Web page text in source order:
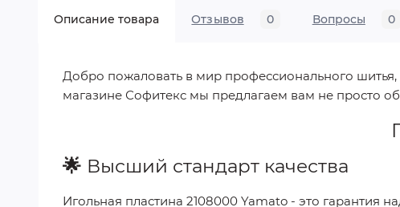
Описание товара Отзывов 0 Вопросы 0
Добро пожаловать в мир профессионального шитья,
магазине Софитекс мы предлагаем вам не просто
🌟 Высший стандарт качества
Игольная пластина 2108000 Yamato - это гарантия